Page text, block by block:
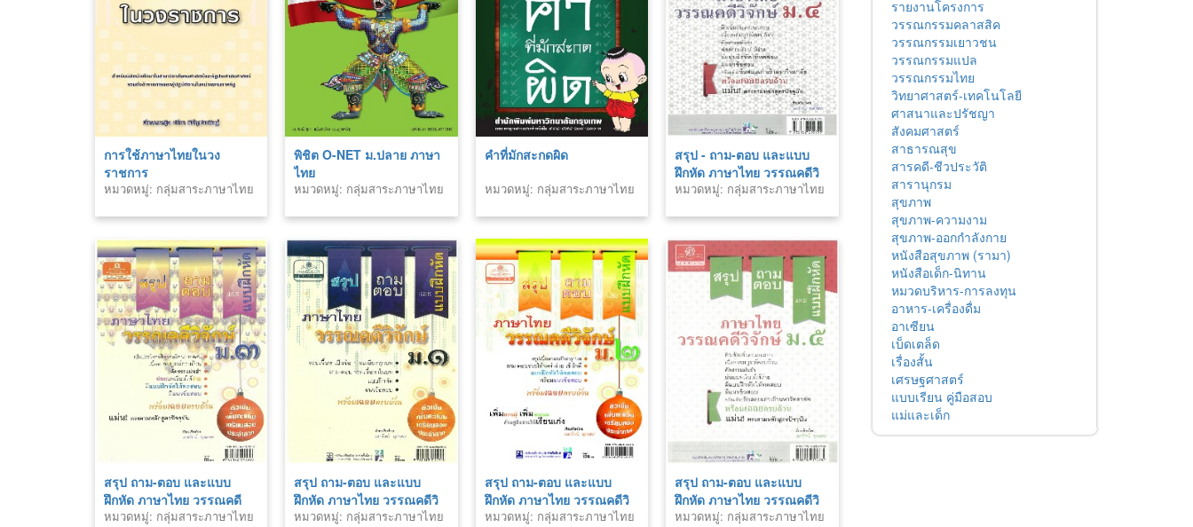
การใช้ภาษาไทยในวง
ราชการ
หมวดหมู่: กลุ่มสาระภาษาไทย
พิชิต O-NET ม.ปลาย ภาษา
ไทย
หมวดหมู่: กลุ่มสาระภาษาไทย
คำที่มักสะกดผิด
หมวดหมู่: กลุ่มสาระภาษาไทย
สรุป - ถาม-ตอบ และแบบ
ฝึกหัด ภาษาไทย วรรณคดีวิ
จักษ์ ม.4
หมวดหมู่: กลุ่มสาระภาษาไทย
สรุป ถาม-ตอบ และแบบ
ฝึกหัด ภาษาไทย วรรณคดี
วิจักษณ์ ม.3
หมวดหมู่: กลุ่มสาระภาษาไทย
สรุป ถาม-ตอบ และแบบ
ฝึกหัด ภาษาไทย วรรณคดีวิ
จักษ์ ม.1
หมวดหมู่: กลุ่มสาระภาษาไทย
สรุป ถาม-ตอบ และแบบ
ฝึกหัด ภาษาไทย วรรณคดีวิ
จักษ์ ม.2
หมวดหมู่: กลุ่มสาระภาษาไทย
สรุป ถาม-ตอบ และแบบ
ฝึกหัด ภาษาไทย วรรณคดีวิ
จักษ์ ม.5
หมวดหมู่: กลุ่มสาระภาษาไทย
รายงานโครงการ
วรรณกรรมคลาสสิค
วรรณกรรมเยาวชน
วรรณกรรมแปล
วรรณกรรมไทย
วิทยาศาสตร์-เทคโนโลยี
ศาสนาและปรัชญา
สังคมศาสตร์
สาธารณสุข
สารคดี-ชีวประวัติ
สารานุกรม
สุขภาพ
สุขภาพ-ความงาม
สุขภาพ-ออกกำลังกาย
หนังสือสุขภาพ (รามา)
หนังสือเด็ก-นิทาน
หมวดบริหาร-การลงทุน
อาหาร-เครื่องดื่ม
อาเซียน
เบ็ดเตล็ด
เรื่องสั้น
เศรษฐศาสตร์
แบบเรียน คู่มือสอบ
แม่และเด็ก